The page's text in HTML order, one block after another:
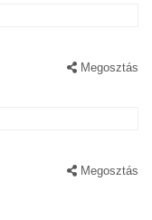
Megosztás
Megosztás